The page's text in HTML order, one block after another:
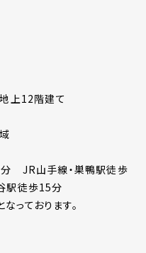
上12階建て
分 JR山手線・巣鴨駅徒歩
駅徒歩15分
っております。